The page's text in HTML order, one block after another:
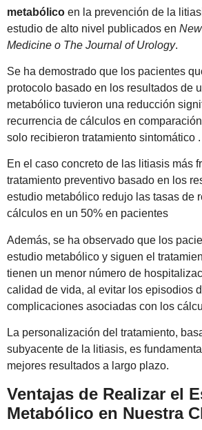
metabólico en la prevención de la
estudio de alto nivel publicados en
Medicine o The Journal of Urology.
Se ha demostrado que los pacientes
protocolo basado en los resultados de
metabólico tuvieron una reducción
recurrencia de cálculos en
solo recibieron tratamiento sintomático .
En el caso concreto de las litiasis más
tratamiento preventivo basado en los
estudio metabólico redujo las tasas de
cálculos en un 50% en pacientes
Además, se ha observado que los
estudio metabólico y siguen el
tienen un menor número de
calidad de vida, al evitar los episodios
complicaciones asociadas con los
La personalización del tratamiento,
subyacente de la litiasis, es
mejores resultados a largo plazo.
Ventajas de Realizar el
Metabólico en Nuestra